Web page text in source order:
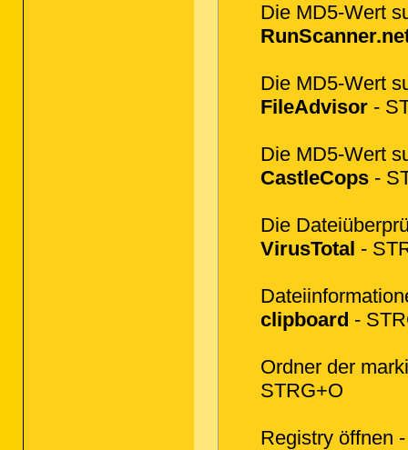
Die MD5-Wert
Die MD5-Wert
FileAdvisor -
Die MD5-Wert
CastleCops -
Die
VirusTotal -
clipboard -
Ordner der
STRG+O
Registry öffnen